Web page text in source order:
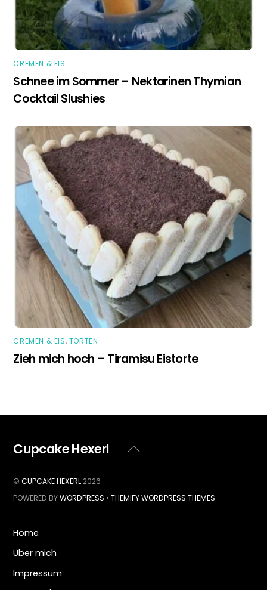
CREMEN & EIS
Schnee im Sommer – Nektarinen Thymian
Cocktail Slushies
CREMEN & EIS, TORTEN
Zieh mich hoch – Tiramisu Eistorte
Back
Cupcake Hexerl
©CUPCAKE HEXERL 2026
POWERED BYWORDPRESS •THEMIFY WORDPRESS THEMES
Home
Über mich
Impressum